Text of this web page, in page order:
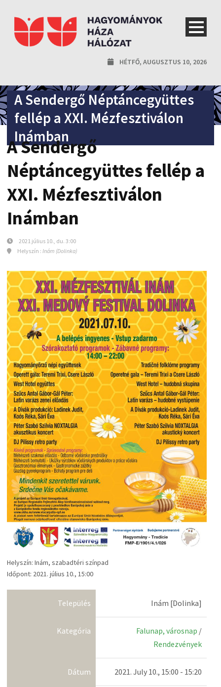
HÉTFŐ, AUGUSZTUS 10, 2026
A Sendergő Néptáncegyüttes
fellép a XXI. Mézfesztiválon
Inámban
A Sendergő
Néptáncegyüttes fellép a
XXI. Mézfesztiválon
Inámban
2021 július 10., du. 3:00
Helyszín : Inám (Dolinka)
Helyszín: Inám, szabadtéri színpad
Időpont: 2021. július 10., 15:00
Település Inám [Dolinka]
Kategória Falunap, városnap /
Rendezvények
Dátum 2021. July 10., 15:00 - 15:20